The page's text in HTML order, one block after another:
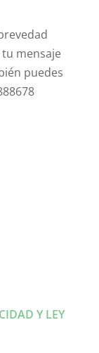
mensaje
puedes
Y LEY